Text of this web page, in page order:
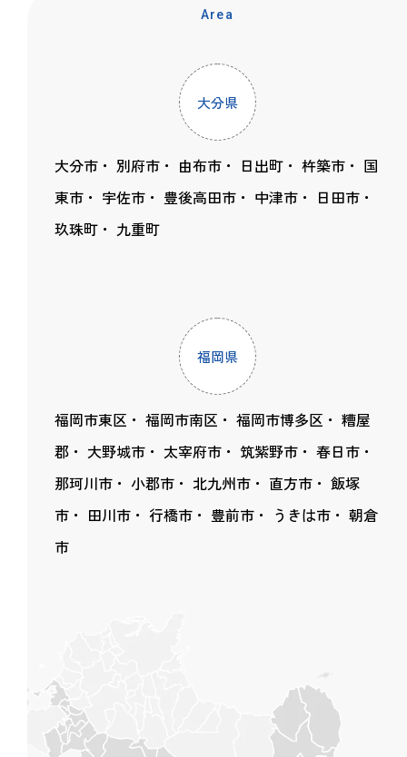
Area
大分県
大分市 別府市 由布市 日出町 杵築市
国
東市
宇佐市 豊後高田市 中津市
日田市
玖珠町
九重町
福岡県
福岡市東区 福岡市南区 福岡市博多区
糟屋
郡
大野城市 太宰府市 筑紫野市
春日市
那珂川市
小郡市 北九州市 直方市
飯塚
市
田川市 行橋市 豊前市 うきは市
朝倉
市